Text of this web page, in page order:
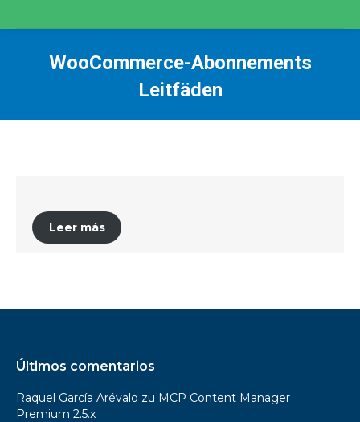
WooCommerce-Abonnements
Leitfäden
Leer más
Últimos comentarios
Raquel García Arévalo zu MCP Content Manager
Premium 2.5.x